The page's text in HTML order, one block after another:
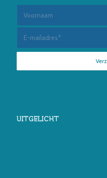
UITGELICHT